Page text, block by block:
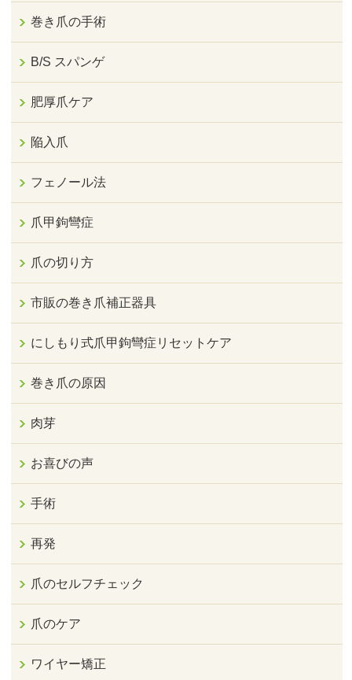
巻き爪の手術
B/S スパンゲ
肥厚爪ケア
陥入爪
フェノール法
爪甲鉤彎症
爪の切り方
市販の巻き爪補正器具
にしもり式爪甲鉤彎症リセットケア
巻き爪の原因
肉芽
お喜びの声
手術
再発
爪のセルフチェック
爪のケア
ワイヤー矯正